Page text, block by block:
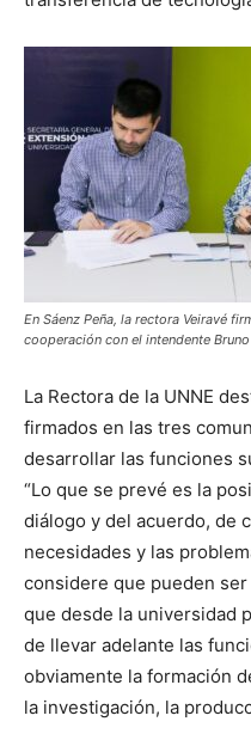
En Sáenz Peña, la rectora Veiravé
cooperación con el intendente
La Rectora de la UNNE
firmados en las tres
desarrollar las funciones
“Lo que se prevé es la
diálogo y del acuerdo, de
necesidades y las
considere que pueden
que desde la universidad
de llevar adelante las
obviamente la formación
la investigación, la